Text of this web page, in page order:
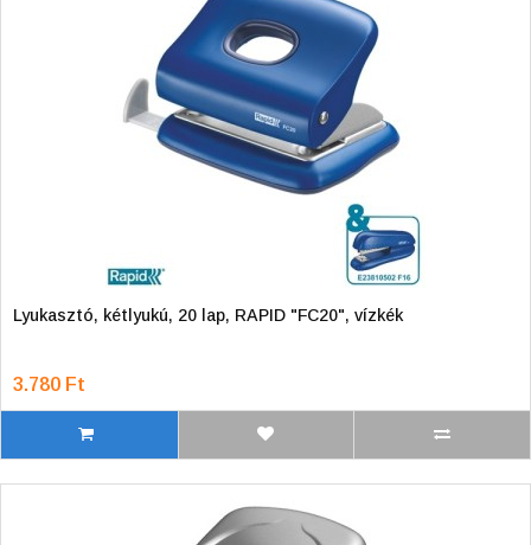
Lyukasztó, kétlyukú, 20 lap, RAPID "FC20", vízkék
3.780 Ft